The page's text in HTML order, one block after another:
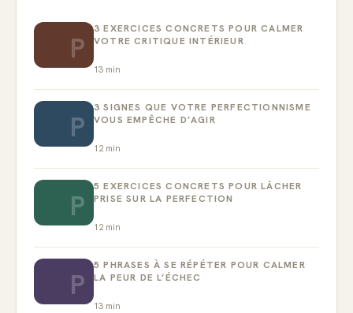
P
3 EXERCICES CONCRETS POUR CALMER
VOTRE CRITIQUE INTÉRIEUR
13 min
P
3 SIGNES QUE VOTRE PERFECTIONNISME
VOUS EMPÊCHE D’AGIR
12min
P
5 EXERCICES CONCRETS POUR LÂCHER
PRISE SUR LA PERFECTION
12min
P
5 PHRASES À SE RÉPÉTER POUR CALMER
LA PEUR DE L’ÉCHEC
13 min